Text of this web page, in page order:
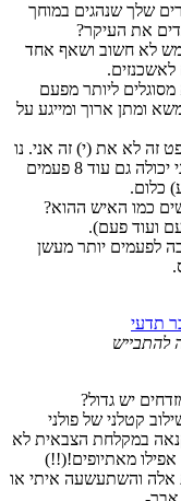
שלך שנהגים במוחך
את העיקר?
לא חשוב ושאף אחד
לאשכנזים.
ליותר מפעם
ומתן ארוך ומייגע על
זה לא את (י) זה אני. נו
בטח אז מה אני? אני יכולה גם עוד 8 פעמים
כלום.
כמו האיש ההוא?
ועוד פעם).
לפעמים יותר מעשן
תדעי
להתבייש
יש גדול?
קטלני של פולני
במקלחת הצבאית לא
מאתיופים!(!!)
אלה והשתעשעה איתי או